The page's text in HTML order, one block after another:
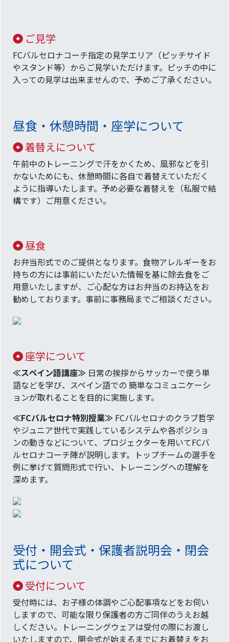
ご見学
FCバルセロナコーチ指定の見学エリア（ピッチサイド
やスタンド等）からご見学いただけます。ピッチの中に
入っての見学は出来ませんので、予めご了承ください。
昼食・休憩時間・座学について
着替えについて
午前中のトレーニングで汗をかくため、風邪などを引
かないためにも、休憩時間に各自で着替えていただく
ように指導いたします。予め必要な着替えを（私服で結
構です）ご用意ください。
昼食
お弁当形式でのご提供となります。食物アレルギーをお
持ちの方には事前にいただいた情報を基に除去食をご
用意いたしますが、ご心配な方はお弁当のお持込をお
勧めしております。事前に事務局までご相談ください。
座学について
≪スペイン語講座≫ 日常の挨拶からサッカーで使う単
語などを学び、スペイン語での 簡単なコミュニケーシ
ョンが取れることを目的に実施します。
≪FCバルセロナ特別授業≫ FCバルセロナのクラブ哲学
やジュニア世代で実践しているシステムや各ポジショ
ンの動きなどについて、プロジェクターを用いてFCバ
ルセロナコーチ陣が説明します。トップチームの選手を
例に挙げて質問形式で行い、トレーニングへの理解を
深めます。
受付・開会式・保護者説明会・閉会
式について
受付について
受付時には、お子様の体調やご心配事項などをお伺い
しますので、可能な限り保護者の方ご同伴のうえお越
しください。トレーニングウェアは受付の際にお渡し
いたしますので、開会式が始まるまでにお着替えをお